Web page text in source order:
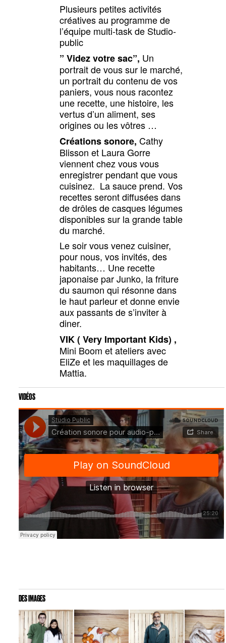
Plusieurs petites activités
créatives au programme de
l’équipe multi-task de Studio-
public
” Videz votre sac”, Un
portrait de vous sur le marché,
un portrait du contenu de vos
paniers, vous nous racontez
une recette, une histoire, les
vertus d’un aliment, ses
origines ou les vôtres …
Créations sonore, Cathy
Blisson et Laura Gorre
viennent chez vous vous
enregistrer pendant que vous
cuisinez. La sauce prend. Vos
recettes seront diffusées dans
de drôles de casques légumes
disponibles sur la grande table
du marché.
Le soir vous venez cuisiner,
pour nous, vos invités, des
habitants… Une recette
japonaise par Junko, la friture
du saumon qui résonne dans
le haut parleur et donne envie
aux passants de s’inviter à
diner.
VIK ( Very Important Kids) ,
Mini Boom et ateliers avec
EliZe et les maquillages de
Mattia.
VIDÉOS
DES IMAGES